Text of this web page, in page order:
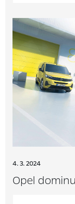
4. 3. 2024
Opel